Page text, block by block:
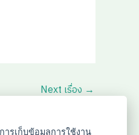
Next เรื่อง →
ารเก็บข้อมูลการใช้งาน